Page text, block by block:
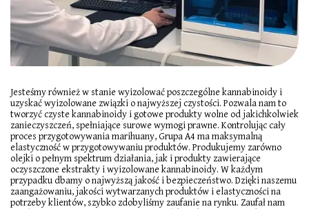
Jesteśmy również w stanie wyizolować poszczególne kannabinoidy i
uzyskać wyizolowane związki o najwyższej czystości. Pozwala nam to
tworzyć czyste kannabinoidy i gotowe produkty wolne od jakichkolwiek
zanieczyszczeń, spełniające surowe wymogi prawne. Kontrolując cały
proces przygotowywania marihuany, Grupa A4 ma maksymalną
elastyczność w przygotowywaniu produktów. Produkujemy zarówno
olejki o pełnym spektrum działania, jak i produkty zawierające
oczyszczone ekstrakty i wyizolowane kannabinoidy. W każdym
przypadku dbamy o najwyższą jakość i bezpieczeństwo. Dzięki naszemu
zaangażowaniu, jakości wytwarzanych produktów i elastyczności na
potrzeby klientów, szybko zdobyliśmy zaufanie na rynku. Zaufał nam